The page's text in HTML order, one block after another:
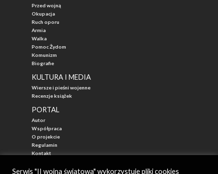
Przed wojną
Okupacja
Ruch oporu
Armia
Walka
Pomoc Żydom
Komunizm
Biografie
KULTURA I MEDIA
Wiersze i pieśni wojenne
Recenzje książek
PORTAL
Autor
Współpraca
O projekcie
Regulamin
Kontakt
Serwis "II wojna światowa" wykorzystuje pliki cookies